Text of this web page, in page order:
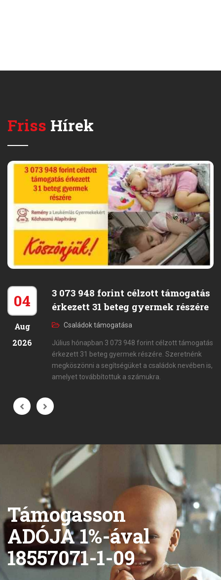
Friss Hírek
04
Aug
2026
3 073 948 forint célzott támogatás
érkezett 31 beteg gyermek részére
Családok támogatása
Július hónapban 3 073 948 forint célzott támogatás
érkezett 31 beteg gyermek részére. Szeretnénk
megköszönni a segítségüket a családok nevében is,
amelyet továbbítottuk a számukra.
Támogasson
ADÓJA 1%-ával
18557071-1-09